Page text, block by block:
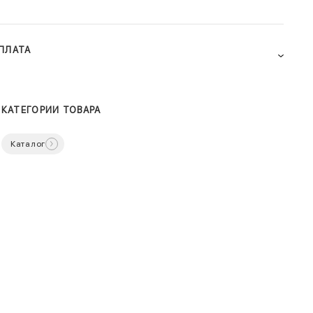
КАТЕГОРИИ ТОВАРА
Каталог